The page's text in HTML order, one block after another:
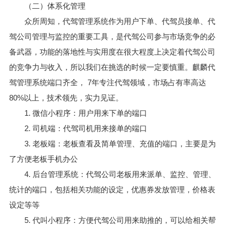
（二）体系化管理
众所周知，代驾管理系统作为用户下单、代驾员接单、代
驾公司管理与监控的重要工具，是代驾公司参与市场竞争的必
备武器，功能的落地性与实用度在很大程度上决定着代驾公司
的竞争力与收入，所以我们在挑选的时候一定要慎重。麒麟代
驾管理系统端口齐全， 7年专注代驾领域，市场占有率高达
80%以上，技术领先，实力见证。
1. 微信小程序：用户用来下单的端口
2. 司机端：代驾司机用来接单的端口
3. 老板端：老板查看及简单管理、充值的端口，主要是为
了方便老板手机办公
4. 后台管理系统：代驾公司老板用来派单、监控、管理、
统计的端口，包括相关功能的设定，优惠券发放管理，价格表
设定等等
5. 代叫小程序：方便代驾公司用来助推的，可以给相关帮